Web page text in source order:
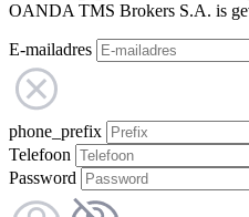
OANDA TMS Brokers S.A. is
E-mailadres
phone_prefix
Telefoon
Password